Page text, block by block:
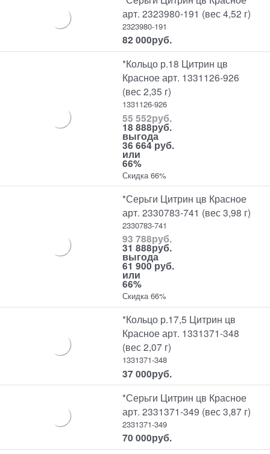
арт. 2323980-191 (вес 4,52 г)
2323980-191
82 000руб.
*Кольцо р.18 Цитрин цв
Красное арт. 1331126-926
(вес 2,35 г)
1331126-926
55 552руб.
18 888руб.
выгода
36 664 руб.
или
66%
Скидка 66%
*Серьги Цитрин цв Красное
арт. 2330783-741 (вес 3,98 г)
2330783-741
93 788руб.
31 888руб.
выгода
61 900 руб.
или
66%
Скидка 66%
*Кольцо р.17,5 Цитрин цв
Красное арт. 1331371-348
(вес 2,07 г)
1331371-348
37 000руб.
*Серьги Цитрин цв Красное
арт. 2331371-349 (вес 3,87 г)
2331371-349
70 000руб.